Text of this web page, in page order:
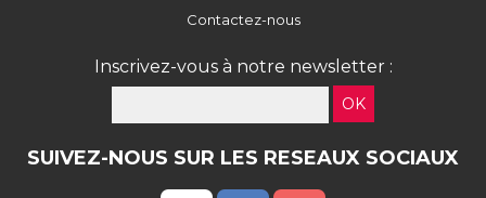
Contactez-nous
Inscrivez-vous à notre newsletter :
OK
SUIVEZ-NOUS SUR LES RESEAUX SOCIAUX